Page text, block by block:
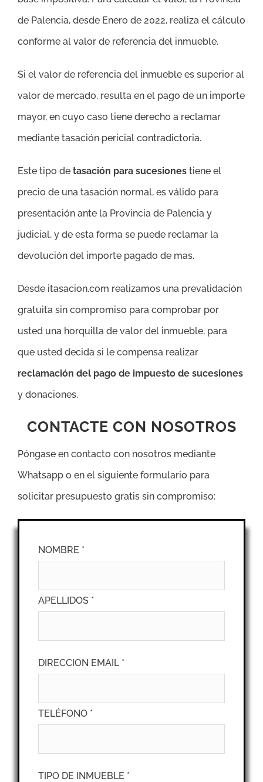
de Palencia, desde Enero de 2022, realiza el cálculo
conforme al valor de referencia del inmueble.
Si el valor de referencia del inmueble es superior al
valor de mercado, resulta en el pago de un importe
mayor, en cuyo caso tiene derecho a reclamar
mediante tasación pericial contradictoria.
Este tipo de tasación para sucesiones tiene el
precio de una tasación normal, es válido para
presentación ante la Provincia de Palencia y
judicial, y de esta forma se puede reclamar la
devolución del importe pagado de mas.
Desde itasacion.com realizamos una prevalidación
gratuita sin compromiso para comprobar por
usted una horquilla de valor del inmueble, para
que usted decida si le compensa realizar
reclamación del pago de impuesto de sucesiones
y donaciones.
CONTACTE CON NOSOTROS
Póngase en contacto con nosotros mediante
Whatsapp o en el siguiente formulario para
solicitar presupuesto gratis sin compromiso:
NOMBRE *
APELLIDOS *
DIRECCION EMAIL *
TELÉFONO *
TIPO DE INMUEBLE *